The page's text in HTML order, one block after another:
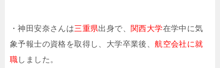
・神田安奈さんは三重県出身で、 関西大学在学中に気
象予報士の資格を取得し、大学卒業後、航空会社に就
職しました。